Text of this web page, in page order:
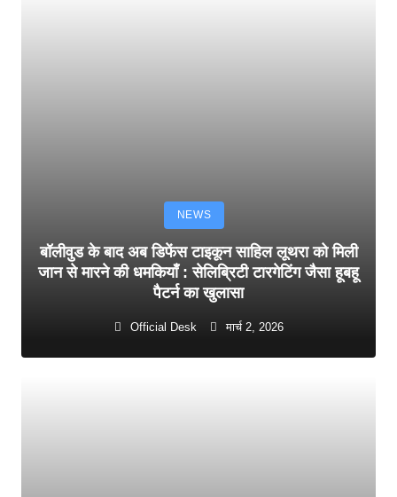
NEWS
बॉलीवुड के बाद अब डिफेंस टाइकून साहिल लूथरा को मिली
जान से मारने की धमकियाँ : सेलिब्रिटी टारगेटिंग जैसा हूबहू
पैटर्न का खुलासा
Official Desk मार्च 2, 2026